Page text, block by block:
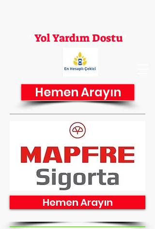
Hemen Arayın
Yol Yardım Dostu"
Hemen Arayın